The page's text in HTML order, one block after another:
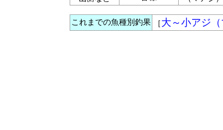
これまでの魚種別釣果 ［大～小アジ